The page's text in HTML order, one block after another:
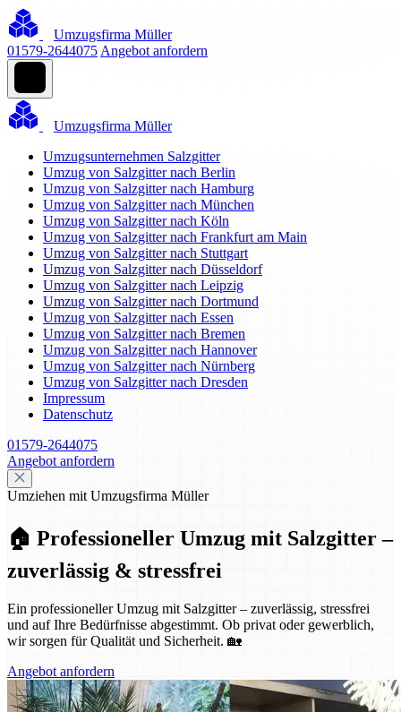
Umzugsfirma Müller
01579-2644075 Angebot anfordern
Umzugsfirma Müller
Umzugsunternehmen Salzgitter
Umzug von Salzgitter nach Berlin
Umzug von Salzgitter nach Hamburg
Umzug von Salzgitter nach München
Umzug von Salzgitter nach Köln
Umzug von Salzgitter nach Frankfurt am Main
Umzug von Salzgitter nach Stuttgart
Umzug von Salzgitter nach Düsseldorf
Umzug von Salzgitter nach Leipzig
Umzug von Salzgitter nach Dortmund
Umzug von Salzgitter nach Essen
Umzug von Salzgitter nach Bremen
Umzug von Salzgitter nach Hannover
Umzug von Salzgitter nach Nürnberg
Umzug von Salzgitter nach Dresden
Impressum
Datenschutz
01579-2644075
Angebot anfordern
Umziehen mit Umzugsfirma Müller
🏠 Professioneller Umzug mit Salzgitter –
zuverlässig & stressfrei
Ein professioneller Umzug mit Salzgitter – zuverlässig, stressfrei
und auf Ihre Bedürfnisse abgestimmt. Ob privat oder gewerblich,
wir sorgen für Qualität und Sicherheit. 🏡
Angebot anfordern